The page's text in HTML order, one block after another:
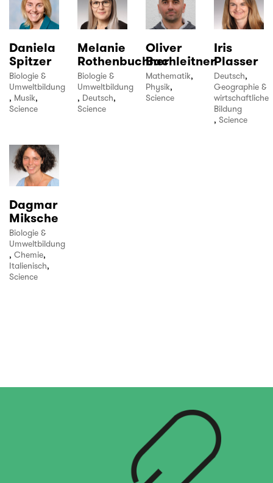
Daniela
Spitzer
Biologie &
Umweltbildung
, Musik,
Science
Melanie
Rothenbuchner
Biologie &
Umweltbildung
, Deutsch,
Science
Oliver
Bachleitner
Mathematik,
Physik,
Science
Iris
Plasser
Deutsch,
Geographie &
wirtschaftliche
Bildung
, Science
Dagmar
Miksche
Biologie &
Umweltbildung
, Chemie,
Italienisch,
Science